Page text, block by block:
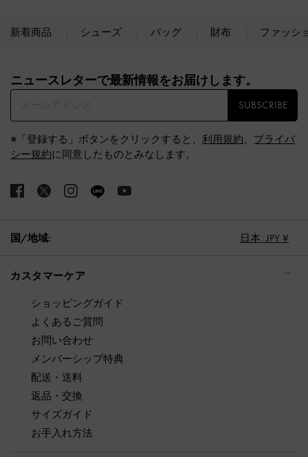
新着商品 シューズ バッグ 財布 ファッシ
ニュースレターで最新情報をお届けします。​
SUBSCRIBE
※「登録する」ボタンをクリックすると、 利用規約、 プライバ
シー規約に同意したものとみなします。
国/地域: 日本, JPY ¥
カスタマーケア
ショッピングガイド
よくあるご質問
お問い合わせ
メンバーシップ特典
配送・送料
返品・交換
サイズガイド
お手入れ方法